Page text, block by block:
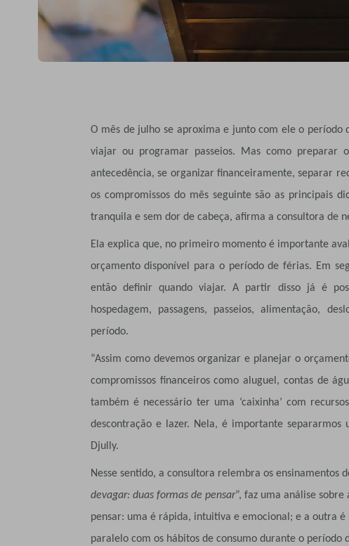
O mês de julho se aproxima e junto com ele o
viajar ou programar passeios. Mas como preparar
antecedência, se organizar financeiramente, separar
os compromissos do mês seguinte são as principais
tranquila e sem dor de cabeça, afirma a consultora de
Ela explica que, no primeiro momento é importante
orçamento disponível para o período de férias. Em
então definir quando viajar. A partir disso já é
hospedagem, passagens, passeios, alimentação,
período.
“Assim como devemos organizar e planejar o
compromissos financeiros como aluguel, contas de
também é necessário ter uma ‘caixinha’ com
descontração e lazer. Nela, é importante
Djully.
Nesse sentido, a consultora relembra os ensinamentos
devagar: duas formas de pensar”, faz uma análise
pensar: uma é rápida, intuitiva e emocional; e a outra
paralelo com os hábitos de consumo durante o período